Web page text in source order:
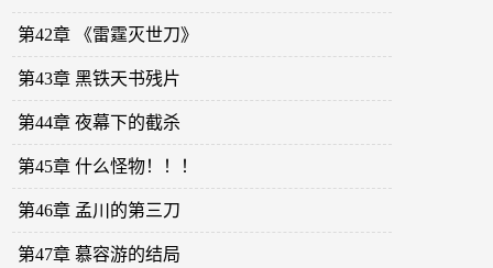
第42章 《雷霆灭世刀》
第43章 黑铁天书残片
第44章 夜幕下的截杀
第45章 什么怪物！！！
第46章 孟川的第三刀
第47章 慕容游的结局